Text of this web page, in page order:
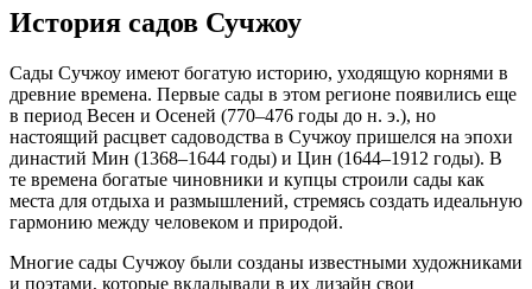
История садов Сучжоу
Сады Сучжоу имеют богатую историю, уходящую корнями в
древние времена. Первые сады в этом регионе появились еще
в период Весен и Осеней (770–476 годы до н. э.), но
настоящий расцвет садоводства в Сучжоу пришелся на эпохи
династий Мин (1368–1644 годы) и Цин (1644–1912 годы). В
те времена богатые чиновники и купцы строили сады как
места для отдыха и размышлений, стремясь создать идеальную
гармонию между человеком и природой.
Многие сады Сучжоу были созданы известными художниками
и поэтами, которые вкладывали в их дизайн свои